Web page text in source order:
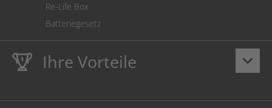
Re-Life Box
Batteriegesetz
keyboard_arrow_down
Ihre Vorteile
LebenslangeHausmarke Garantieauf Toner und Tinte